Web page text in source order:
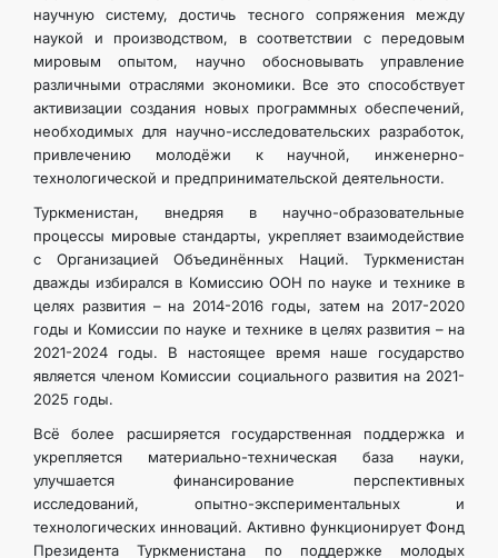
научную систему, достичь тесного сопряжения между
наукой и производством, в соответствии с передовым
мировым опытом, научно обосновывать управление
различными отраслями экономики. Все это способствует
активизации создания новых программных обеспечений,
необходимых для научно-исследовательских разработок,
привлечению молодёжи к научной, инженерно-
технологической и предпринимательской деятельности.
Туркменистан, внедряя в научно-образовательные
процессы мировые стандарты, укрепляет взаимодействие
с Организацией Объединённых Наций. Туркменистан
дважды избирался в Комиссию ООН по науке и технике в
целях развития – на 2014-2016 годы, затем на 2017-2020
годы и Комиссии по науке и технике в целях развития – на
2021-2024 годы. В настоящее время наше государство
является членом Комиссии социального развития на 2021-
2025 годы.
Всё более расширяется государственная поддержка и
укрепляется материально-техническая база науки,
улучшается финансирование перспективных
исследований, опытно-экспериментальных и
технологических инноваций. Активно функционирует Фонд
Президента Туркменистана по поддержке молодых